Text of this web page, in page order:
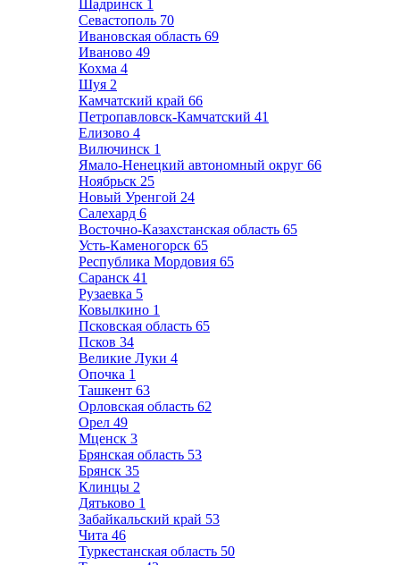
Шадринск 1
Севастополь 70
Ивановская область 69
Иваново 49
Кохма 4
Шуя 2
Камчатский край 66
Петропавловск-Камчатский 41
Елизово 4
Вилючинск 1
Ямало-Ненецкий автономный округ 66
Ноябрьск 25
Новый Уренгой 24
Салехард 6
Восточно-Казахстанская область 65
Усть-Каменогорск 65
Республика Мордовия 65
Саранск 41
Рузаевка 5
Ковылкино 1
Псковская область 65
Псков 34
Великие Луки 4
Опочка 1
Ташкент 63
Орловская область 62
Орел 49
Мценск 3
Брянская область 53
Брянск 35
Клинцы 2
Дятьково 1
Забайкальский край 53
Чита 46
Туркестанская область 50